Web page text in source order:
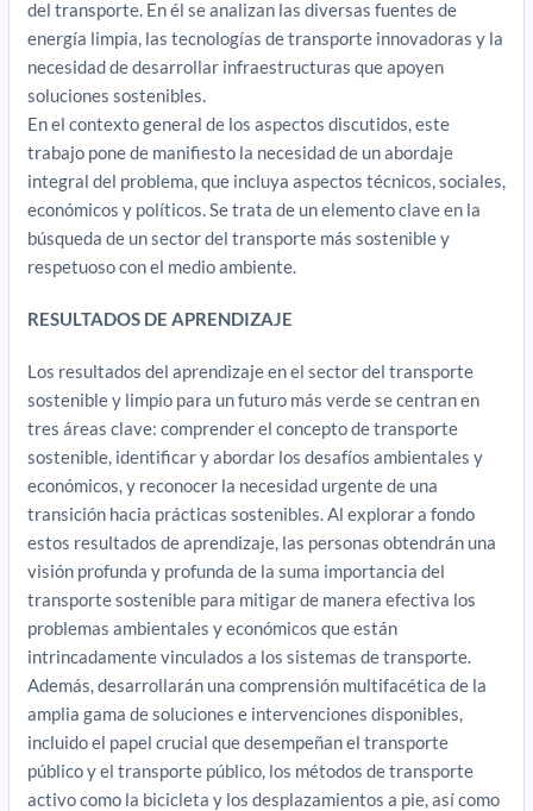
del transporte. En él se analizan las diversas fuentes de
energía limpia, las tecnologías de transporte innovadoras y la
necesidad de desarrollar infraestructuras que apoyen
soluciones sostenibles.
En el contexto general de los aspectos discutidos, este
trabajo pone de manifiesto la necesidad de un abordaje
integral del problema, que incluya aspectos técnicos, sociales,
económicos y políticos. Se trata de un elemento clave en la
búsqueda de un sector del transporte más sostenible y
respetuoso con el medio ambiente.
RESULTADOS DE APRENDIZAJE
Los resultados del aprendizaje en el sector del transporte
sostenible y limpio para un futuro más verde se centran en
tres áreas clave: comprender el concepto de transporte
sostenible, identificar y abordar los desafíos ambientales y
económicos, y reconocer la necesidad urgente de una
transición hacia prácticas sostenibles. Al explorar a fondo
estos resultados de aprendizaje, las personas obtendrán una
visión profunda y profunda de la suma importancia del
transporte sostenible para mitigar de manera efectiva los
problemas ambientales y económicos que están
intrincadamente vinculados a los sistemas de transporte.
Además, desarrollarán una comprensión multifacética de la
amplia gama de soluciones e intervenciones disponibles,
incluido el papel crucial que desempeñan el transporte
público y el transporte público, los métodos de transporte
activo como la bicicleta y los desplazamientos a pie, así como